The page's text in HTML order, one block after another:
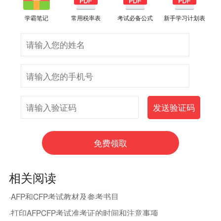
学霸笔记 常用税率表 考试必备公式 新手学习计划表
相关阅读
·AFP和CFP考试教材及参考书目
·打印AFPCFP考试准考证的时间和注意事项